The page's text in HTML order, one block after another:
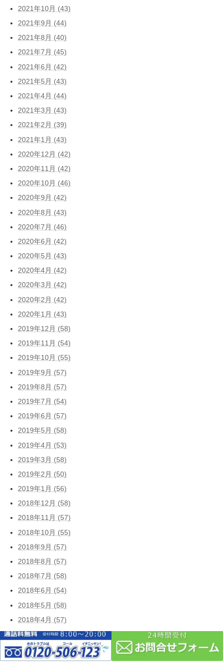
2021年10月 (43)
2021年9月 (44)
2021年8月 (40)
2021年7月 (45)
2021年6月 (42)
2021年5月 (43)
2021年4月 (44)
2021年3月 (43)
2021年2月 (39)
2021年1月 (43)
2020年12月 (42)
2020年11月 (42)
2020年10月 (46)
2020年9月 (42)
2020年8月 (43)
2020年7月 (46)
2020年6月 (42)
2020年5月 (43)
2020年4月 (42)
2020年3月 (42)
2020年2月 (42)
2020年1月 (43)
2019年12月 (58)
2019年11月 (54)
2019年10月 (55)
2019年9月 (57)
2019年8月 (57)
2019年7月 (54)
2019年6月 (57)
2019年5月 (58)
2019年4月 (53)
2019年3月 (58)
2019年2月 (50)
2019年1月 (56)
2018年12月 (58)
2018年11月 (57)
2018年10月 (55)
2018年9月 (57)
2018年8月 (57)
2018年7月 (58)
2018年6月 (54)
2018年5月 (58)
2018年4月 (57)
2018年3月 (58)
2018年2月 (52)